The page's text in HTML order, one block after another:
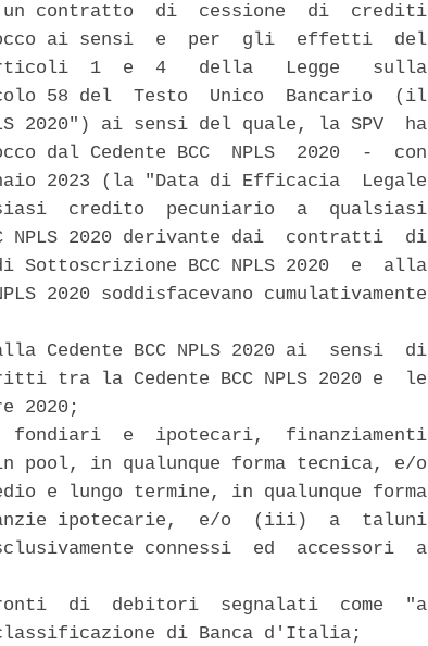
un contratto  di  cessione  di  crediti
ai sensi  e  per  gli  effetti  del
1  e  4   della   Legge   sulla
58 del  Testo  Unico  Bancario  (il
2020") ai sensi del quale, la SPV  ha
dal Cedente BCC  NPLS  2020  -  con
2023 (la "Data di Efficacia  Legale
credito  pecuniario  a  qualsiasi
NPLS 2020 derivante dai  contratti  di
Sottoscrizione BCC NPLS 2020  e  alla
2020 soddisfacevano cumulativamente
Cedente BCC NPLS 2020 ai  sensi  di
tra la Cedente BCC NPLS 2020 e  le
2020;
fondiari  e  ipotecari,  finanziamenti
pool, in qualunque forma tecnica, e/o
e lungo termine, in qualunque forma
ipotecarie,  e/o  (iii)  a  taluni
connessi  ed  accessori  a
di  debitori  segnalati  come  "a
di Banca d'Italia;